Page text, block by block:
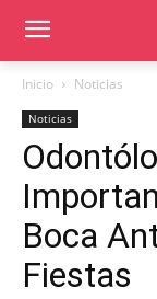
Inicio Noticias
Noticias
Boca
Fiestas